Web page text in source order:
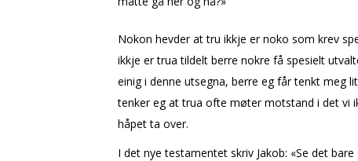
Nokon hevder at tru ikkje er noko som krev
ikkje er trua tildelt berre nokre få spesielt
einig i denne utsegna, berre eg får tenkt meg
tenker eg at trua ofte møter motstand i det vi
håpet ta over.
I det nye testamentet skriv Jakob: «Se det